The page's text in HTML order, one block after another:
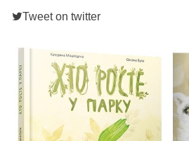
Tweet on twitter